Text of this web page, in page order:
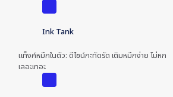
Ink Tank
แท็งค์หมึกในตัว: ดีไซน์กะทัดรัด เติมหมึกง่าย ไม่หก
เลอะเทอะ